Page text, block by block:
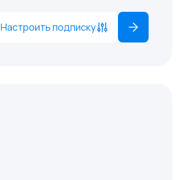
Настроить подписку